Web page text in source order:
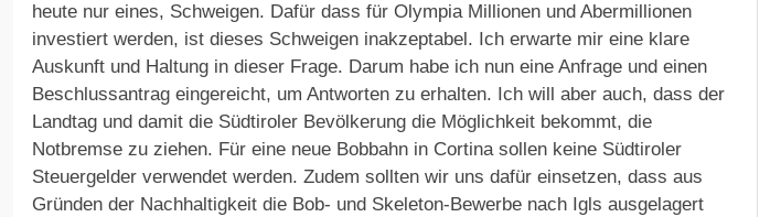
heute nur eines, Schweigen. Dafür dass für Olympia Millionen und Abermillionen
investiert werden, ist dieses Schweigen inakzeptabel. Ich erwarte mir eine klare
Auskunft und Haltung in dieser Frage. Darum habe ich nun eine Anfrage und einen
Beschlussantrag eingereicht, um Antworten zu erhalten. Ich will aber auch, dass der
Landtag und damit die Südtiroler Bevölkerung die Möglichkeit bekommt, die
Notbremse zu ziehen. Für eine neue Bobbahn in Cortina sollen keine Südtiroler
Steuergelder verwendet werden. Zudem sollten wir uns dafür einsetzen, dass aus
Gründen der Nachhaltigkeit die Bob- und Skeleton-Bewerbe nach Igls ausgelagert